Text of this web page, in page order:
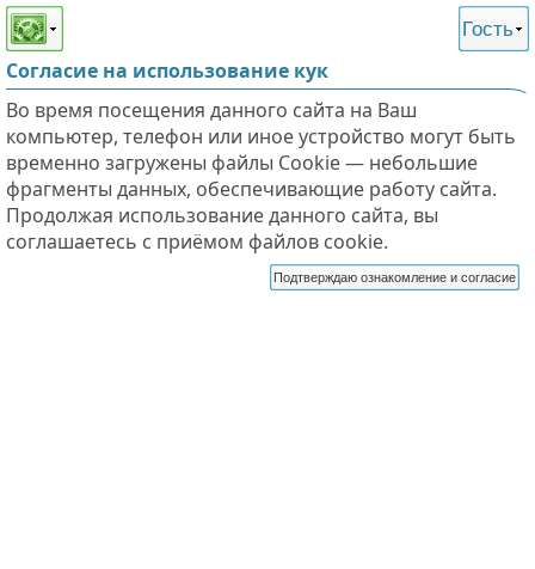
Этот сайт поддерживает
слабовидящих
Гость
Согласие на использование кук
Во время посещения данного сайта на Ваш
компьютер, телефон или иное устройство могут быть
временно загружены файлы Cookie — небольшие
фрагменты данных, обеспечивающие работу сайта.
Продолжая использование данного сайта, вы
соглашаетесь с приёмом файлов cookie.
Подтверждаю ознакомление и согласие